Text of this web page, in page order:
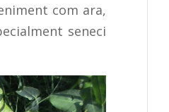
com ara,
seneci